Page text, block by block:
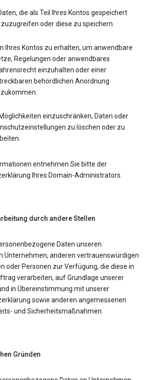
die als Teil Ihres Kontos gespeichert
zuzugreifen oder diese zu speichern.
Ihres Kontos zu erhalten, um anwendbare
Regelungen oder anwendbares
einzuhalten oder einer
behördlichen Anordnung
einzuschränken, Daten oder
zu löschen oder zu
entnehmen Sie bitte der
Ihres Domain-Administrators.
durch andere Stellen
Daten unseren
Unternehmen, anderen vertrauenswürdigen
oder Personen zur Verfügung, die diese in
verarbeiten, auf Grundlage unserer
in Übereinstimmung mit unserer
sowie anderen angemessenen
und Sicherheitsmaßnahmen.
Gründen